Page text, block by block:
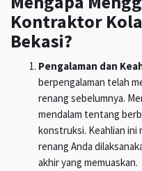
Kontraktor
Bekasi?
Pengalaman dan
berpengalaman telah
renang sebelumnya.
mendalam tentang
konstruksi. Keahlian ini
renang Anda
akhir yang memuaskan.